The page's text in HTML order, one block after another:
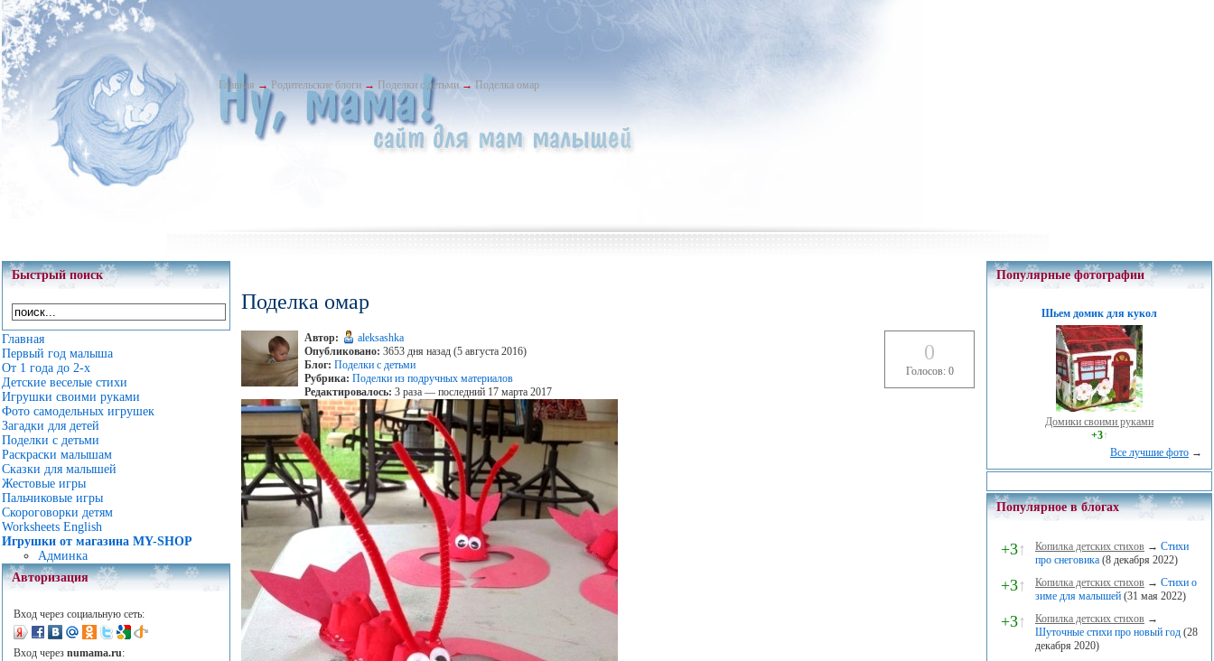
Главная → Родительские блоги → Поделки с детьми → Поделка омар
Быстрый поиск
Главная
Первый год малыша
От 1 года до 2-х
Детские веселые стихи
Игрушки своими руками
Фото самодельных игрушек
Загадки для детей
Поделки с детьми
Раскраски малышам
Сказки для малышей
Жестовые игры
Пальчиковые игры
Скороговорки детям
Worksheets English
Игрушки от магазина MY-SHOP
Админка
Авторизация
Вход через социальную сеть:
Вход через numama.ru:
Поделка омар
Автор:
aleksashka
Опубликовано: 3653 дня назад (5 августа 2016)
Блог: Поделки с детьми
Рубрика: Поделки из подручных материалов
Редактировалось: 3 раза — последний 17 марта 2017
0
Голосов: 0
Популярные фотографии
Шьем домик для кукол
Домики своими руками
+3↑
Все лучшие фото →
Популярное в блогах
+3↑ Копилка детских стихов → Стихи
про снеговика (8 декабря 2022)
+3↑ Копилка детских стихов → Стихи о
зиме для малышей (31 мая 2022)
+3↑ Копилка детских стихов →
Шуточные стихи про новый год (28
декабря 2020)